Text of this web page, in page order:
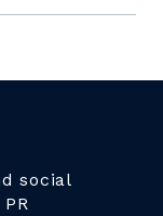
social